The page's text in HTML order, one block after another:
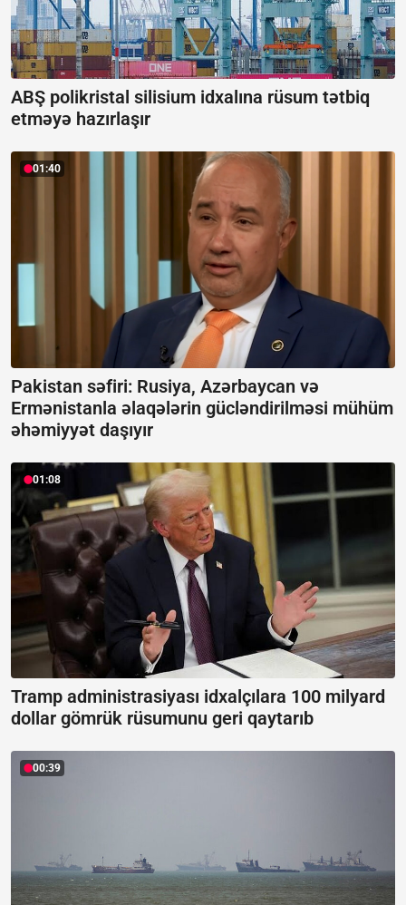
ABŞ polikristal silisium idxalına rüsum tətbiq
etməyə hazırlaşır
01:40
Pakistan səfiri: Rusiya, Azərbaycan və
Ermənistanla əlaqələrin gücləndirilməsi mühüm
əhəmiyyət daşıyır
01:08
Tramp administrasiyası idxalçılara 100 milyard
dollar gömrük rüsumunu geri qaytarıb
00:39